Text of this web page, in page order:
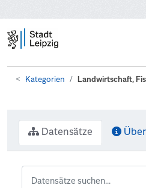
Kategorien Landwirtschaft,
Datensätze